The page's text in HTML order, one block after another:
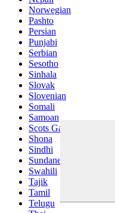
Norwegian
Pashto
Persian
Punjabi
Serbian
Sesotho
Sinhala
Slovak
Slovenian
Somali
Samoan
Scots Gaelic
Shona
Sindhi
Sundanese
Swahili
Tajik
Tamil
Telugu